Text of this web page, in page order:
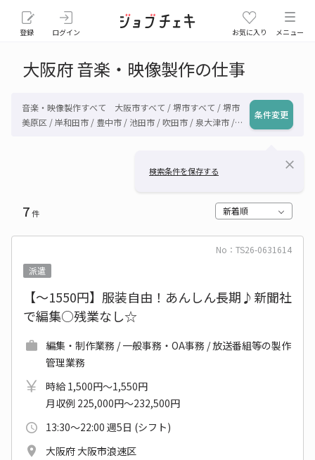
登録 ログイン お気に入り メニュー
大阪府 音楽・映像製作の仕事
音楽・映像製作すべて 大阪市すべて / 堺市すべて / 堺市
美原区 / 岸和田市 / 豊中市 / 池田市 / 吹田市 / 泉大津市 /
/ 和泉市 / 箕面市 / 柏原市 / 羽曳野市 / 門真市 / 摂津市 / 高
郡能勢町 / 泉北郡忠岡町 / 泉南郡熊取町 / 泉南郡田尻町 /
千早赤阪村 / その他大阪府
条件変更
検索条件を保存する close
7件 新着順
No：TS26-0631614
派遣
【～1550円】服装自由！あんしん長期♪新聞社
で編集○残業なし☆
編集・制作業務 / 一般事務・OA事務 / 放送番組等の製作
管理業務
時給 1,500円～1,550円
月収例 225,000円～232,500円
13:30～22:00 週5日 (シフト)
大阪府 大阪市浪速区